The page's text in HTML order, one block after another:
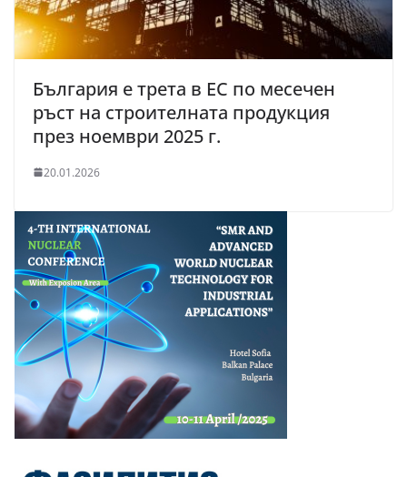
България е трета в ЕС по месечен
ръст на строителната продукция
през ноември 2025 г.
20.01.2026